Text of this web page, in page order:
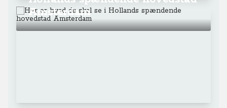
Amsterdam